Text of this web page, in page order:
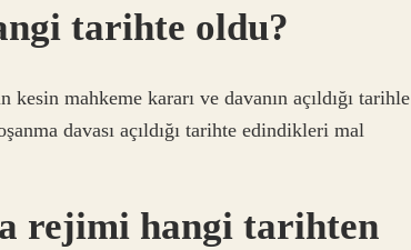
tarihte oldu?
mahkeme kararı ve davanın açıldığı tarihle
davası açıldığı tarihte edindikleri mal
rejimi hangi tarihten